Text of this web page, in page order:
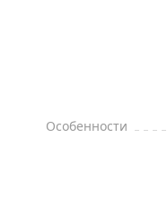
Особенности